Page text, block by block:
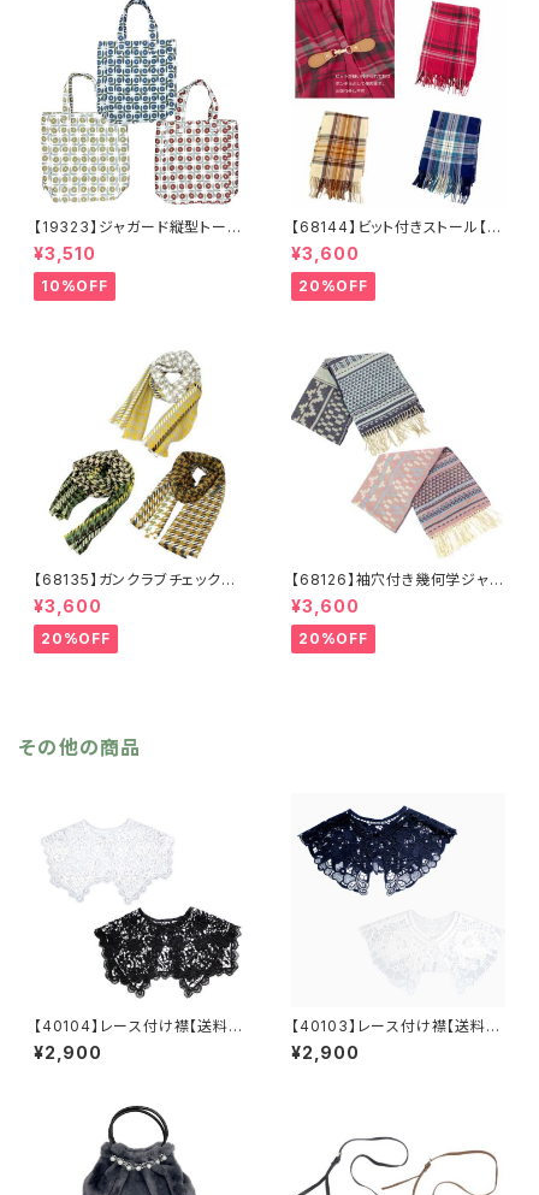
【19323】ジャガード縦型トート
【送料無料】トレンド トートバッ
グ ジャガードバッグ ジャガー
ド生地 花柄 グレーベージ
ュ アイボリー ライトグレー
¥3,510
10%OFF
【68144】ビット付きストール【送
料無料】チェック柄 大判ストー
ル チェックストール アイボリ
ー ベージュ レッド ネイビ
ー フリンジ マフラー ひざ
¥3,600
20%OFF
【68135】ガンクラブチェックスト
ール【送料無料】マフラー 防
寒 チェック柄 千鳥柄 千鳥
格子 マスタード キャメル
カーキ リサイクルポリエステ
¥3,600
20%OFF
【68126】袖穴付き幾何学ジャガ
ードストール【送料無料】袖付き
ストール ジャガード織り リバ
ーシブル 幾何学柄 防寒 フ
リンジ 秋冬 羽織 ポンチ
¥3,600
20%OFF
その他の商品
【40104】レース付け襟【送料無
料】トレンド ビッグつけ襟 フ
リーサイズ レース襟 カットワ
ッグカラー セーラーカラー オ
¥2,900
【40103】レース付け襟【送料無
料】トレンド ビッグつけ襟 フ
リーサイズ レース襟 カットワ
¥2,900